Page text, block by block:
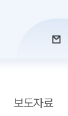
보도자료